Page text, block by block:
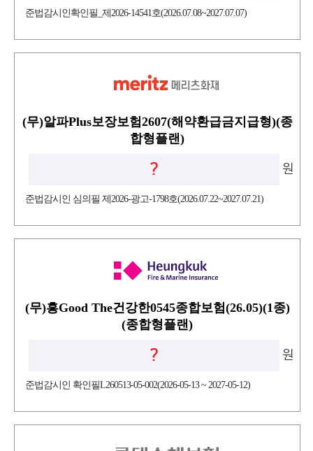
준법감시인확인필_제2026-14541호(2026.07.08~2027.07.07)
(무)알파Plus보장보험2607(해약환급금지급형)(종
합형플랜)
? 원
준법감시인 심의필 제2026-광고-1798호(2026.07.22~2027.07.21)
(무)흥Good The건강한0545종합보험(26.05)(1종)
(종합형플랜)
? 원
준법감시인 확인필L260513-05-002(2026-05-13 ~ 2027-05-12)